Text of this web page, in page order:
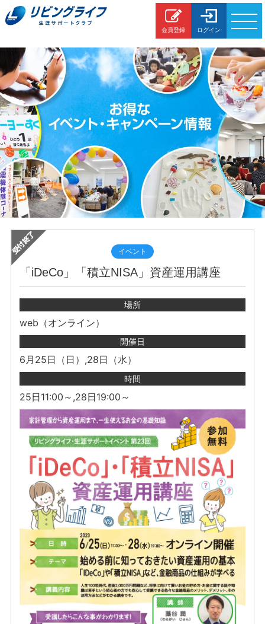
会員登録 ログイン
各種お問合わせ
イベント情報
暮らしのサービス
住まいのサービス
FP個別相談
イベント
「iDeCo」「積立NISA」資産運用講座
場所
web（オンライン）
開催日
6月25日（日）,28日（水）
時間
25日11:00～,28日19:00～